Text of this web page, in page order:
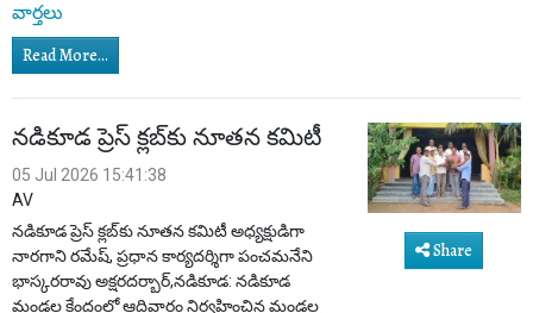
వార్తలు
Read More...
నడికూడ ప్రెస్ క్లబ్‌కు నూతన కమిటీ
05 Jul 2026 15:41:38
AV
నడికూడ ప్రెస్ క్లబ్‌కు నూతన కమిటీ అధ్యక్షుడిగా
నారగాని రమేష్, ప్రధాన కార్యదర్శిగా పంచమనేని
భాస్కరరావు అక్షరదర్బార్,నడికూడ: నడికూడ
మండల కేంద్రంలో ఆదివారం నిర్వహించిన మండల
Share